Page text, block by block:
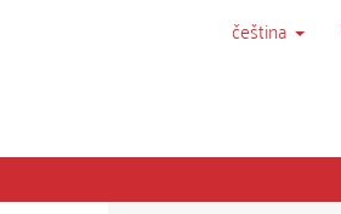
čeština